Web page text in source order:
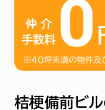
桔梗備前ビル